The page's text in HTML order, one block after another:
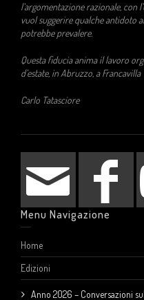
l’argomentazione razionale, con
vuol suggerire qualche antidoto
potrebbe prevalere.
Questa fiducia anima il lavoro
d’estate, in Abruzzo, a Francavilla
Carlo Tatasciore
Menu Navigazione
Home
Edizioni
Anno 2026 – Conversazioni